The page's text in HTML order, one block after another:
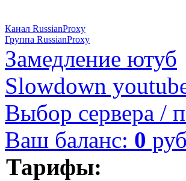
Канал RussianProxy
Группа RussianProxy
Замедление ютуб
Slowdown
Выбор сервера /
Ваш баланс: 0
Тарифы: